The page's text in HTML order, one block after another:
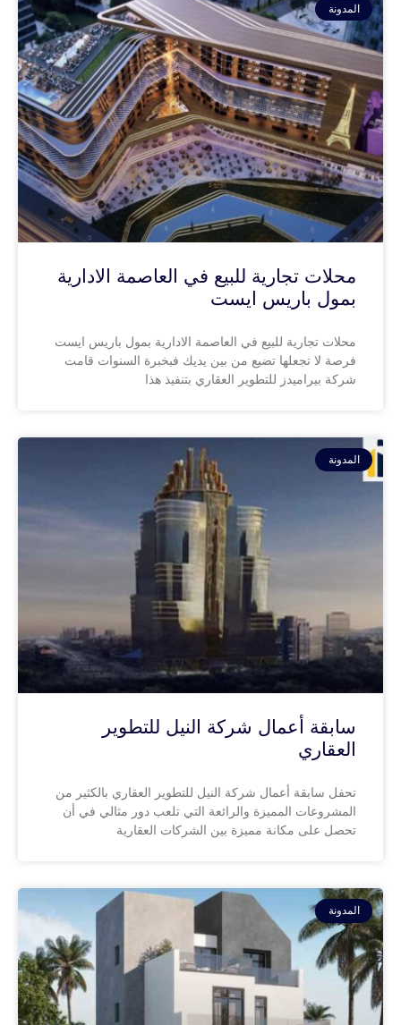
المدونة
محلات تجارية للبيع في العاصمة الادارية
بمول باريس ايست
محلات تجارية للبيع في العاصمة الادارية بمول باريس ايست
فرصة لا تجعلها تضيع من بين يديك فبخبرة السنوات قامت
شركة بيراميدز للتطوير العقاري بتنفيذ هذا
المدونة
سابقة أعمال شركة النيل للتطوير
العقاري
تحفل سابقة أعمال شركة النيل للتطوير العقاري بالكثير من
المشروعات المميزة والرائعة التي تلعب دور مثالي في أن
تحصل على مكانة مميزة بين الشركات العقارية
المدونة